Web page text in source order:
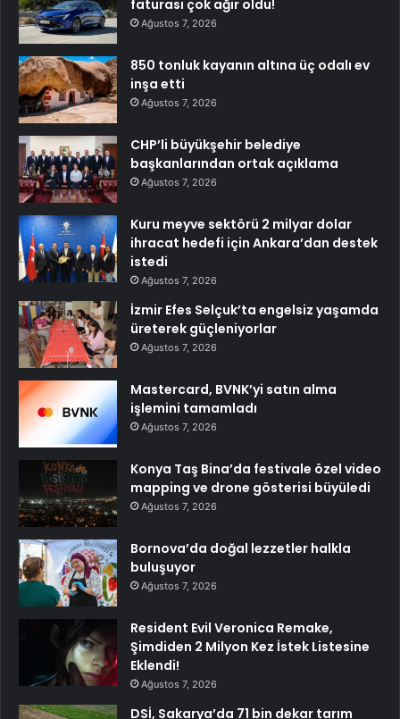
faturası çok ağır oldu!
Ağustos 7, 2026
850 tonluk kayanın altına üç odalı ev
inşa etti
Ağustos 7, 2026
CHP’li büyükşehir belediye
başkanlarından ortak açıklama
Ağustos 7, 2026
Kuru meyve sektörü 2 milyar dolar
ihracat hedefi için Ankara’dan destek
istedi
Ağustos 7, 2026
İzmir Efes Selçuk’ta engelsiz yaşamda
üreterek güçleniyorlar
Ağustos 7, 2026
Mastercard, BVNK’yi satın alma
işlemini tamamladı
Ağustos 7, 2026
Konya Taş Bina’da festivale özel video
mapping ve drone gösterisi büyüledi
Ağustos 7, 2026
Bornova’da doğal lezzetler halkla
buluşuyor
Ağustos 7, 2026
Resident Evil Veronica Remake,
Şimdiden 2 Milyon Kez İstek Listesine
Eklendi!
Ağustos 7, 2026
DSİ, Sakarya’da 71 bin dekar tarım